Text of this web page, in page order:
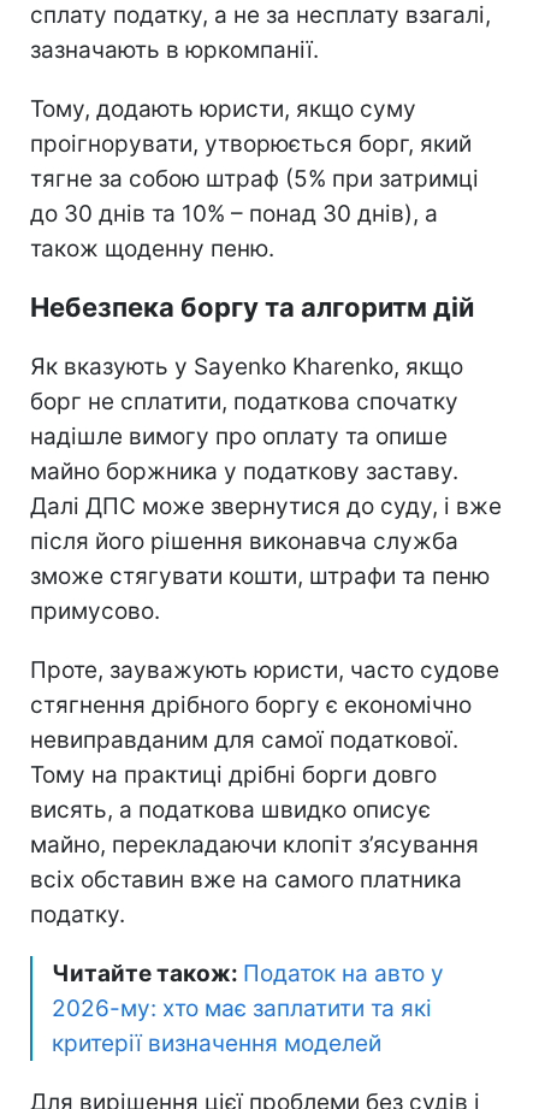
сплату податку, а не за несплату взагалі,
зазначають в юркомпанії.
Тому, додають юристи, якщо суму
проігнорувати, утворюється борг, який
тягне за собою штраф (5% при затримці
до 30 днів та 10% – понад 30 днів), а
також щоденну пеню.
Небезпека боргу та алгоритм дій
Як вказують у Sayenko Kharenko, якщо
борг не сплатити, податкова спочатку
надішле вимогу про оплату та опише
майно боржника у податкову заставу.
Далі ДПС може звернутися до суду, і вже
після його рішення виконавча служба
зможе стягувати кошти, штрафи та пеню
примусово.
Проте, зауважують юристи, часто судове
стягнення дрібного боргу є економічно
невиправданим для самої податкової.
Тому на практиці дрібні борги довго
висять, а податкова швидко описує
майно, перекладаючи клопіт з’ясування
всіх обставин вже на самого платника
податку.
Читайте також: Податок на авто у
2026-му: хто має заплатити та які
критерії визначення моделей
Для вирішення цієї проблеми без судів і